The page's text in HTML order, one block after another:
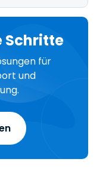
Schritte
für
und